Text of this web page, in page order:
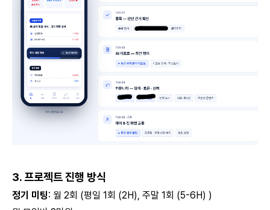
3. 프로젝트 진행 방식
정기 미팅: 월 2회 (평일 1회 (2H), 주말 1회 (5-6H) )